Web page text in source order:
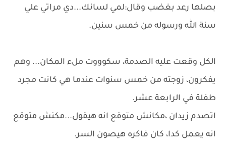
بصلها رعد بغضب وقال:لمي لسانك...دي مراتي علي
سنة الله ورسوله من خمس سنين.
الكل وقعت عليه الصدمة، سكوووت ملء المكان... وهم
يفكرون، زوجته من خمس سنوات عندما هي كانت مجرد
طفلة في الرابعة عشر.
اتصدم زيدان ،مكانش متوقع انه هيقول...مكنش متوقع
انه يعمل كدا، كان فاكره هيصون السر.